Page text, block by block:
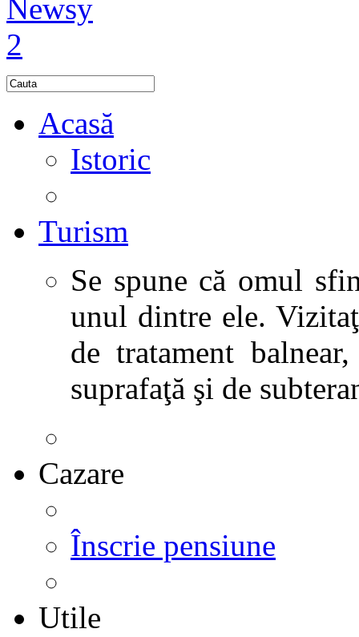
Acasă
Istoric
Turism
Se spune că omul
unul dintre ele.
de tratament
suprafaţă şi de
Cazare
Înscrie pensiune
Utile